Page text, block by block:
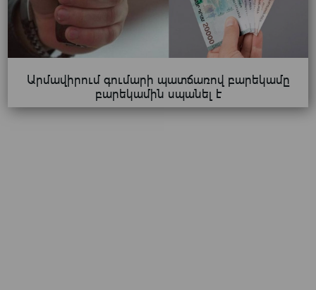
Արմավիրում գումարի պատճառով բարեկամը
բարեկամին սպանել է